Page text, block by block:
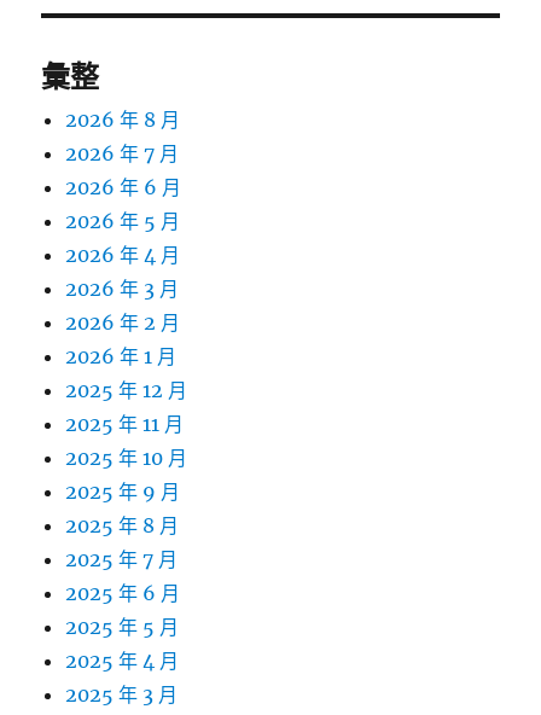
彙整
2026 年 8 月
2026 年 7 月
2026 年 6 月
2026 年 5 月
2026 年 4 月
2026 年 3 月
2026 年 2 月
2026 年 1 月
2025 年 12 月
2025 年 11 月
2025 年 10 月
2025 年 9 月
2025 年 8 月
2025 年 7 月
2025 年 6 月
2025 年 5 月
2025 年 4 月
2025 年 3 月